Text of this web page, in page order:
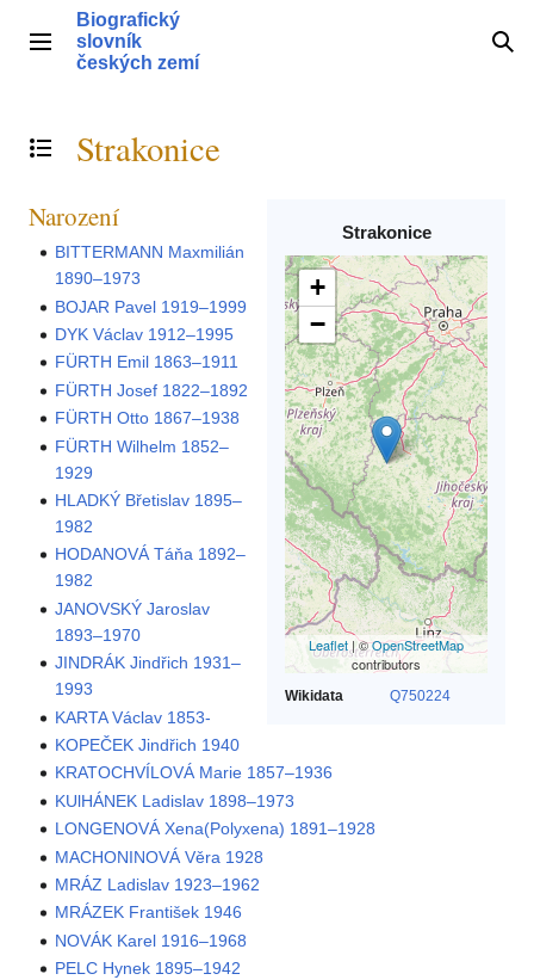
obsahHlavní menu
Biografický
slovník
českých zemí
Přepnout obsah
Strakonice
Strakonice
+
−
Leaflet | ©OpenStreetMap
contributors
Wikidata Q750224
Narození
BITTERMANN Maxmilián
1890–1973
BOJAR Pavel 1919–1999
DYK Václav 1912–1995
FÜRTH Emil 1863–1911
FÜRTH Josef 1822–1892
FÜRTH Otto 1867–1938
FÜRTH Wilhelm 1852–
1929
HLADKÝ Břetislav 1895–
1982
HODANOVÁ Táňa 1892–
1982
JANOVSKÝ Jaroslav
1893–1970
JINDRÁK Jindřich 1931–
1993
KARTA Václav 1853-
KOPEČEK Jindřich 1940
KRATOCHVÍLOVÁ Marie 1857–1936
KUlHÁNEK Ladislav 1898–1973
LONGENOVÁ Xena(Polyxena) 1891–1928
MACHONINOVÁ Věra 1928
MRÁZ Ladislav 1923–1962
MRÁZEK František 1946
NOVÁK Karel 1916–1968
PELC Hynek 1895–1942